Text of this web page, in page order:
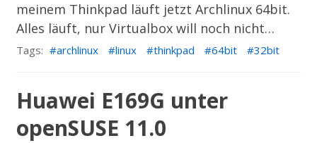
meinem Thinkpad läuft jetzt Archlinux 64bit.
Alles läuft, nur Virtualbox will noch nicht…
Tags: archlinux linux thinkpad 64bit 32bit
Huawei E169G unter
openSUSE 11.0